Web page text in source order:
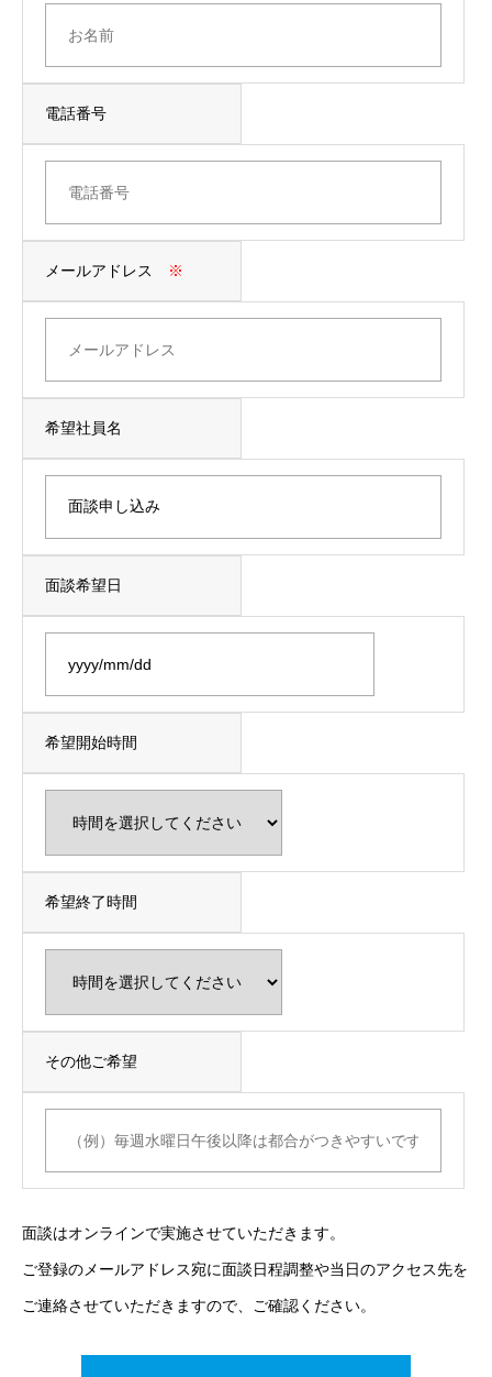
マイページTOP
会社説明動画
採用エントリー
ユーザー設定
電話番号
メールアドレス ※
希望社員名
面談希望日
希望開始時間
希望終了時間
その他ご希望
面談はオンラインで実施させていただきます。
ご登録のメールアドレス宛に面談日程調整や当日のアクセス先を
ご連絡させていただきますので、ご確認ください。